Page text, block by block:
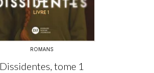
ROMANS
Dissidentes, tome 1